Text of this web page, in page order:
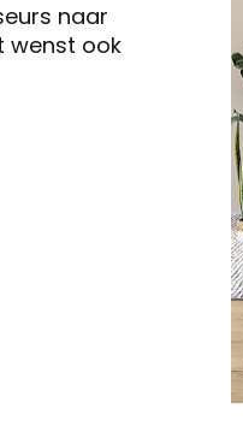
naar
wenst ook